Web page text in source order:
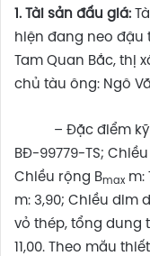
1. Tài sản đấu giá:
hiện đang neo đậu
Tam Quan Bắc, thị
chủ tàu ông: Ngô
– Đặc điểm kỹ
BĐ-99779-TS;
Chiều rộng Bmax m:
m: 3,90; Chiều dim
vỏ thép, tổng dung
11,00. Theo mẫu